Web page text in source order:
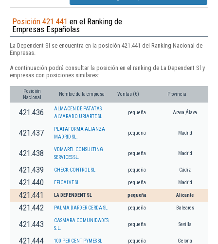
Posición 421.441 en el Ranking de
Empresas Españolas
La Dependent Sl se encuentra en la posición 421.441 del Ranking Nacional de
Empresas.
A continuación podrá consultar la posición en el ranking de La Dependent Sl y
empresas con posiciones similares:
Posición
Nacional
Nombre de la empresa Ventas (€) Provincia
421.436
ALMACEN DE PATATAS
ALVARADO URIARTE SL
pequeña Arava,Álava
421.437
PLATAFORMA ALIANZA
MADRID SL.
pequeña Madrid
421.438
VDMAREL CONSULTING
SERVICES SL.
pequeña Madrid
421.439 CHECK-CONTROL SL pequeña Cádiz
421.440 EFICALVE SL. pequeña Madrid
421.441 LA DEPENDENT SL pequeña Alicante
421.442 PALMA DARDER CERDA SL pequeña Baleares
421.443
CASMARA COMUNIDADES
S.L.
pequeña Sevilla
421.444 100 PER CENT PYMES SL pequeña Gerona